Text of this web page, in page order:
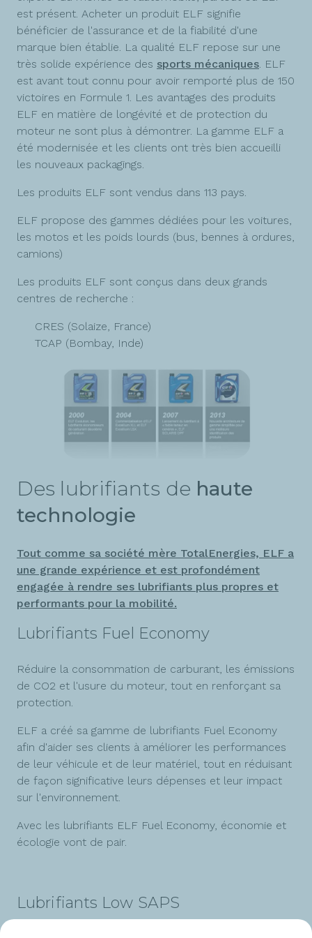
est présent. Acheter un produit ELF signifie
bénéficier de l'assurance et de la fiabilité d'une
marque bien établie. La qualité ELF repose sur une
très solide expérience des sports mécaniques. ELF
est avant tout connu pour avoir remporté plus de 150
victoires en Formule 1. Les avantages des produits
ELF en matière de longévité et de protection du
moteur ne sont plus à démontrer. La gamme ELF a
été modernisée et les clients ont très bien accueilli
les nouveaux packagings.
Les produits ELF sont vendus dans 113 pays.
ELF propose des gammes dédiées pour les voitures,
les motos et les poids lourds (bus, bennes à ordures,
camions)
Les produits ELF sont conçus dans deux grands
centres de recherche :
CRES (Solaize, France)
TCAP (Bombay, Inde)
Des lubrifiants de haute
technologie
Tout comme sa société mère TotalEnergies, ELF a
une grande expérience et est profondément
engagée à rendre ses lubrifiants plus propres et
performants pour la mobilité.
Lubrifiants Fuel Economy
Réduire la consommation de carburant, les émissions
de CO2 et l'usure du moteur, tout en renforçant sa
protection.
ELF a créé sa gamme de lubrifiants Fuel Economy
afin d'aider ses clients à améliorer les performances
de leur véhicule et de leur matériel, tout en réduisant
de façon significative leurs dépenses et leur impact
sur l'environnement.
Avec les lubrifiants ELF Fuel Economy, économie et
écologie vont de pair.
Lubrifiants Low SAPS